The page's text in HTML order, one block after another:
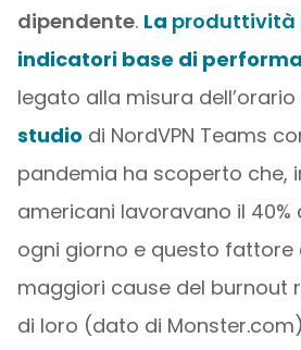
dipendente. La produttività
indicatori base di
legato alla misura
studio di NordVPN Teams
pandemia ha scoperto che,
americani lavoravano il 40%
ogni giorno e questo fattore
maggiori cause del burnout
di loro (dato di